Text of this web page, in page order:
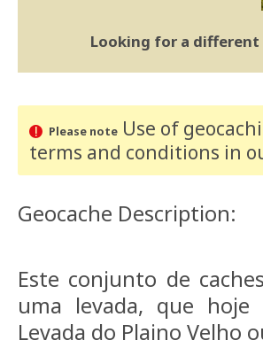
Looking for a different
Please noteUse of
terms and conditions in
Geocache Description:
Este conjunto de
uma levada, que hoje
Levada do Plaino Velho